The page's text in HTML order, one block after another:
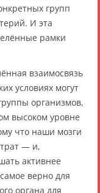
групп
И эта
рамки
взаимосвязь
условиях могут
организмов,
высоком уровне
что наши мозги
— и,
активнее
верно для
органа для